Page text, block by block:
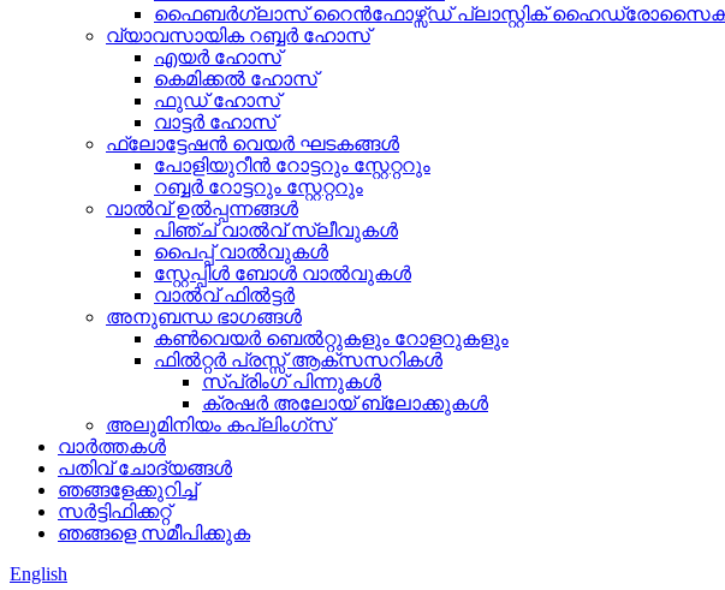
ഫൈബർഗ്ലാസ് റൈൻഫോഴ്സ്ഡ് പ്ലാസ്റ്റിക്
വ്യാവസായിക റബ്ബർ ഹോസ്
എയർ ഹോസ്
കെമിക്കൽ ഹോസ്
ഫുഡ് ഹോസ്
വാട്ടർ ഹോസ്
ഫ്ലോട്ടേഷൻ വെയർ ഘടകങ്ങൾ
പോളിയുറീൻ റോട്ടറും സ്റ്റേറ്ററും
റബ്ബർ റോട്ടറും സ്റ്റേറ്ററും
വാൽവ് ഉൽപ്പന്നങ്ങൾ
പിഞ്ച് വാൽവ് സ്ലീവുകൾ
പൈപ്പ് വാൽവുകൾ
സ്റ്റേപ്പിൾ ബോൾ വാൽവുകൾ
വാൽവ് ഫിൽട്ടർ
അനുബന്ധ ഭാഗങ്ങൾ
കൺവെയർ ബെൽറ്റുകളും റോളറുകളും
ഫിൽറ്റർ പ്രസ്സ് ആക്‌സസറികൾ
സ്പ്രിംഗ് പിന്നുകൾ
ക്രഷർ അലോയ് ബ്ലോക്കുകൾ
അലുമിനിയം കപ്ലിംഗ്സ്
വാർത്തകൾ
പതിവ് ചോദ്യങ്ങൾ
ഞങ്ങളേക്കുറിച്ച്
സർട്ടിഫിക്കറ്റ്
ഞങ്ങളെ സമീപിക്കുക
English